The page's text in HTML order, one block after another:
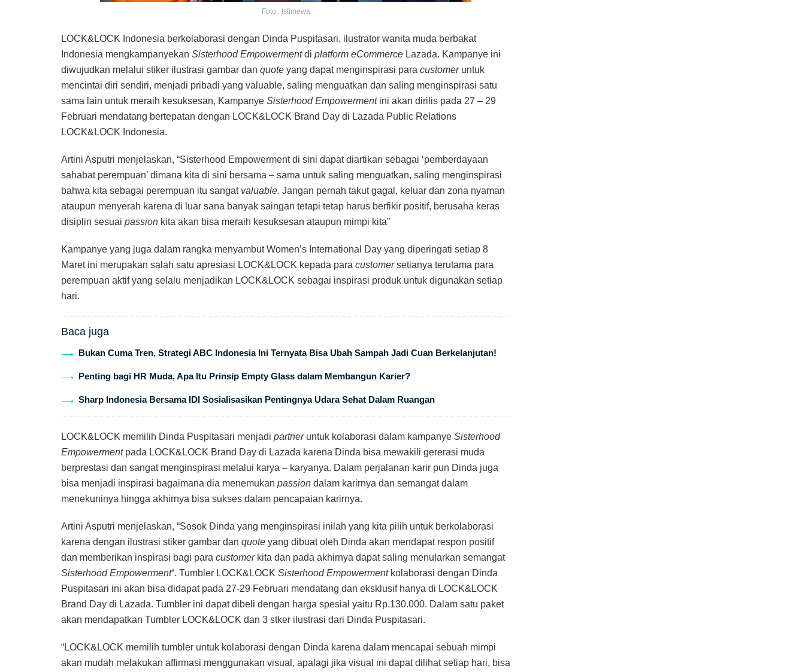
Foto : Istimewa
LOCK&LOCK Indonesia berkolaborasi dengan Dinda Puspitasari, ilustrator wanita muda berbakat
Indonesia mengkampanyekan Sisterhood Empowermentdi platform eCommerce Lazada. Kampanye ini
diwujudkan melalui stiker ilustrasi gambar dan quote yang dapat menginspirasi para customeruntuk
mencintai diri sendiri, menjadi pribadi yang valuable, saling menguatkan dan saling menginspirasi satu
sama lain untuk meraih kesuksesan, Kampanye Sisterhood Empowermentini akan dirilis pada 27 – 29
Februari mendatang bertepatan dengan LOCK&LOCK Brand Day di Lazada Public Relations
LOCK&LOCK Indonesia.
Artini Asputri menjelaskan, “Sisterhood Empowerment di sini dapat diartikan sebagai ‘pemberdayaan
sahabat perempuan’ dimana kita di sini bersama – sama untuk saling menguatkan, saling menginspirasi
bahwa kita sebagai perempuan itu sangat valuable. Jangan pernah takut gagal, keluar dan zona nyaman
ataupun menyerah karena di luar sana banyak saingan tetapi tetap harus berfikir positif, berusaha keras
disiplin sesuai passion kita akan bisa meraih kesuksesan ataupun mimpi kita”
Kampanye yang juga dalam rangka menyambut Women’s International Day yang diperingati setiap 8
Maret ini merupakan salah satu apresiasi LOCK&LOCK kepada para customersetianya terutama para
perempuan aktif yang selalu menjadikan LOCK&LOCK sebagai inspirasi produk untuk digunakan setiap
hari.
Baca juga
Bukan Cuma Tren, Strategi ABC Indonesia Ini Ternyata Bisa Ubah Sampah Jadi Cuan Berkelanjutan!
Penting bagi HR Muda, Apa Itu Prinsip Empty Glass dalam Membangun Karier?
Sharp Indonesia Bersama IDI Sosialisasikan Pentingnya Udara Sehat Dalam Ruangan
LOCK&LOCK memilih Dinda Puspitasari menjadi partneruntuk kolaborasi dalam kampanye Sisterhood
Empowermentpada LOCK&LOCK Brand Day di Lazada karena Dinda bisa mewakili gererasi muda
berprestasi dan sangat menginspirasi melalui karya – karyanya. Dalam perjalanan karir pun Dinda juga
bisa menjadi inspirasi bagaimana dia menemukan passion dalam karirnya dan semangat dalam
menekuninya hingga akhirnya bisa sukses dalam pencapaian karirnya.
Artini Asputri menjelaskan, “Sosok Dinda yang menginspirasi inilah yang kita pilih untuk berkolaborasi
karena dengan ilustrasi stiker gambar dan quote yang dibuat oleh Dinda akan mendapat respon positif
dan memberikan inspirasi bagi para customerkita dan pada akhirnya dapat saling menularkan semangat
Sisterhood Empowerment“. Tumbler LOCK&LOCK Sisterhood Empowermentkolaborasi dengan Dinda
Puspitasari ini akan bisa didapat pada 27-29 Februari mendatang dan eksklusif hanya di LOCK&LOCK
Brand Day di Lazada. Tumbler ini dapat dibeli dengan harga spesial yaitu Rp.130.000. Dalam satu paket
akan mendapatkan Tumbler LOCK&LOCK dan 3 stker ilustrasi dari Dinda Puspitasari.
“LOCK&LOCK memilih tumbler untuk kolaborasi dengan Dinda karena dalam mencapai sebuah mimpi
akan mudah melakukan affirmasi menggunakan visual, apalagi jika visual ini dapat dilihat setiap hari, bisa